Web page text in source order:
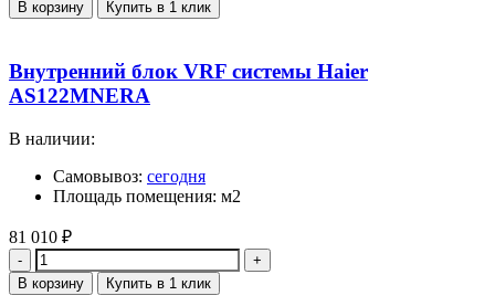
В корзину Купить в 1 клик
Внутренний блок VRF системы Haier
AS122MNERA
В наличии:
Самовывоз: сегодня
Площадь помещения: м2
81 010 ₽
Количество
В корзину Купить в 1 клик